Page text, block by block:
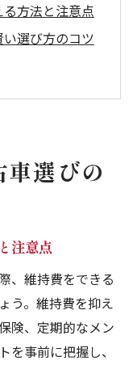
方法と注意点
選び方のコツ
の見極め方
常識
い管理のメリ
維持費計画の
える工夫を解
選びの
注意点
、維持費をできる
う。維持費を抑え
険、定期的なメン
を事前に把握し、